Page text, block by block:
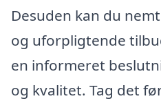
Desuden kan du
og uforpligtende
en informeret
og kvalitet. Tag det